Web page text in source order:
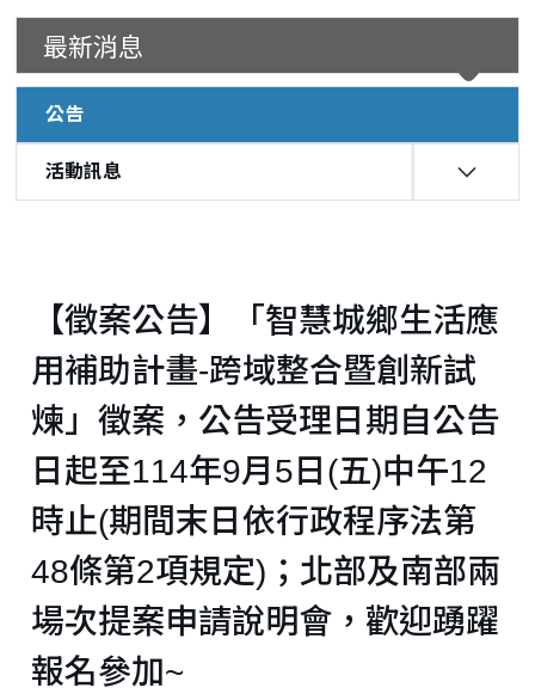
間末日依行政程序法第48條第2項規定)；北部及南部兩場次提案申
請說明會，歡迎踴躍報名參加~
最新消息
公告
活動訊息
【徵案公告】「智慧城鄉生活應
用補助計畫-跨域整合暨創新試
煉」徵案，公告受理日期自公告
日起至114年9月5日(五)中午12
時止(期間末日依行政程序法第
48條第2項規定)；北部及南部兩
場次提案申請說明會，歡迎踴躍
報名參加~